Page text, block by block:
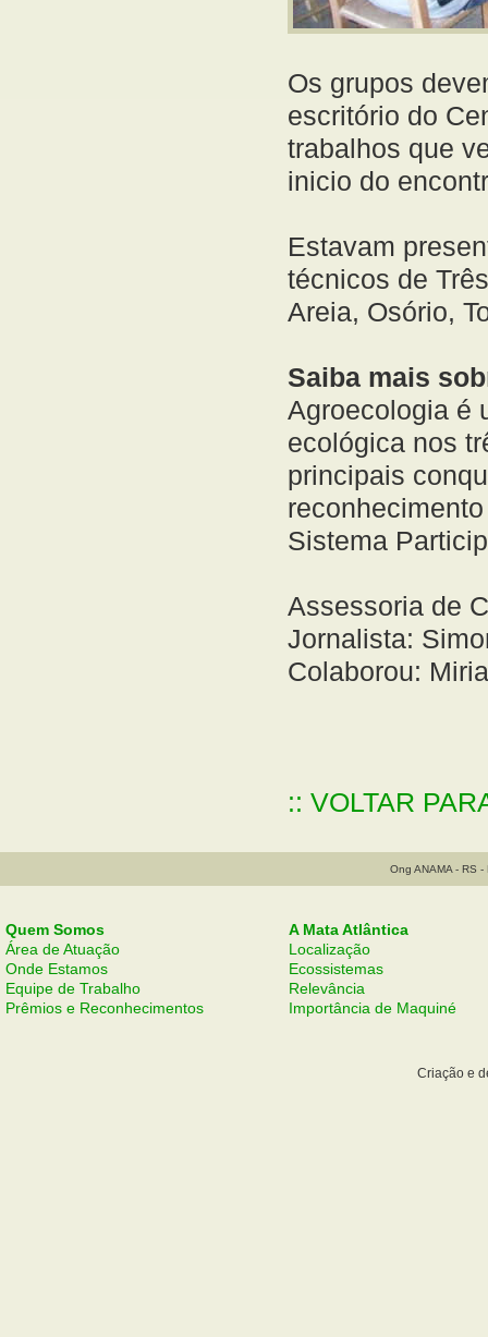
Os grupos
escritório do
trabalhos que
inicio do
Estavam
técnicos de
Areia, Osório,
Saiba mais
Agroecologia é
ecológica nos
principais
Sistema
Assessoria de
Jornalista:
Colaborou:
:: VOLTAR
Ong ANAMA - RS
Quem Somos
Área de Atuação
Onde Estamos
Equipe de Trabalho
Prêmios e Reconhecimentos
A Mata Atlântica
Localização
Ecossistemas
Relevância
Importância de Maquiné
Criação e